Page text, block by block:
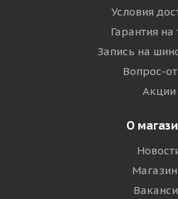
Условия
Гарантия на
Запись на
Вопрос-
Акции
О